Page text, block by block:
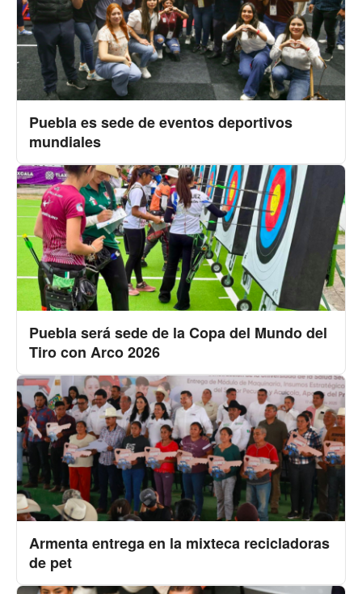
Puebla es sede de eventos deportivos
mundiales
Puebla será sede de la Copa del Mundo del
Tiro con Arco 2026
Armenta entrega en la mixteca recicladoras
de pet